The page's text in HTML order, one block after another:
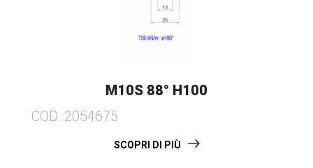
M10S 88° H100
COD. 2054675
SCOPRI DI PIÙ